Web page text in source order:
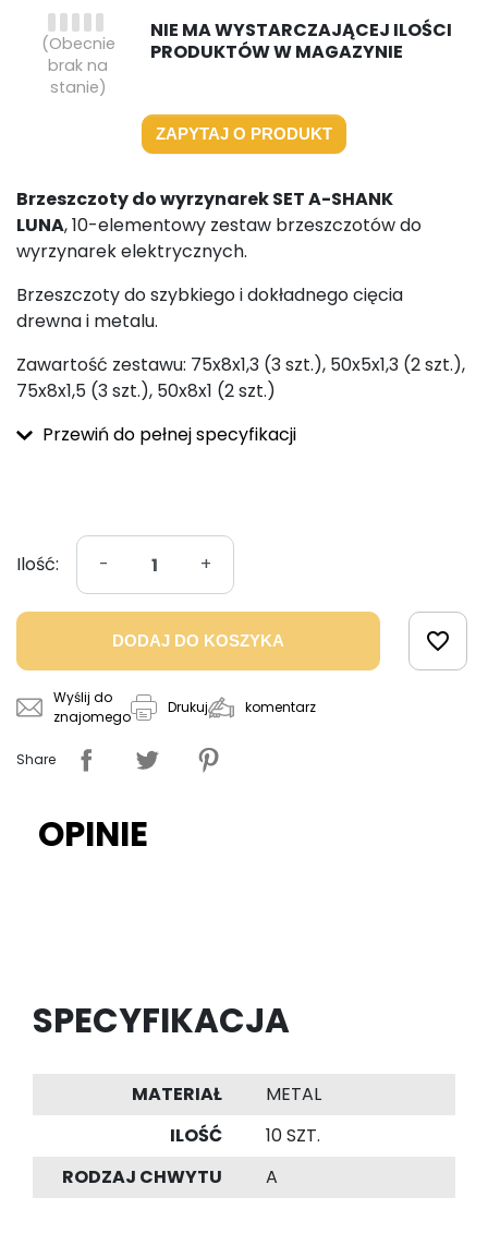
NIE MA WYSTARCZAJĄCEJ ILOŚCI
PRODUKTÓW W MAGAZYNIE
(Obecnie
brak na
stanie)
ZAPYTAJ O PRODUKT
Brzeszczoty do wyrzynarek SET A-SHANK
LUNA, 10-elementowy zestaw brzeszczotów do
wyrzynarek elektrycznych.
Brzeszczoty do szybkiego i dokładnego cięcia
drewna i metalu.
Zawartość zestawu: 75x8x1,3 (3 szt.), 50x5x1,3 (2 szt.),
75x8x1,5 (3 szt.), 50x8x1 (2 szt.)
Przewiń do pełnej specyfikacji
Ilość: - +
DODAJ DO KOSZYKA favorite_border
Wyślij do
znajomego
Drukuj komentarz
Share
OPINIE
SPECYFIKACJA
MATERIAŁ
METAL
ILOŚĆ
10 SZT.
RODZAJ CHWYTU
A